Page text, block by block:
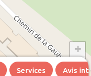
+
−
Services Avis